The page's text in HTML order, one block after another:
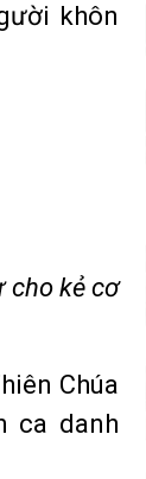
khôn
cho kẻ cơ
Chúa
ca danh